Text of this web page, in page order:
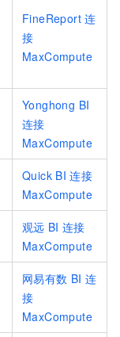
FineReport 连
接
MaxCompute
Yonghong BI
连接
MaxCompute
Quick BI 连接
MaxCompute
观远 BI 连接
MaxCompute
网易有数 BI 连
接
MaxCompute